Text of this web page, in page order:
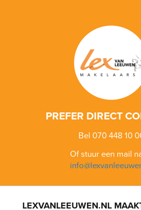
LEXVANLEEUWEN.NL
PREFER DIRECT
Bel 070 448 10
Of stuur een mail